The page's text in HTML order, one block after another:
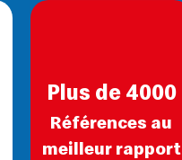
Plus de 4000
Références au
meilleur rapport